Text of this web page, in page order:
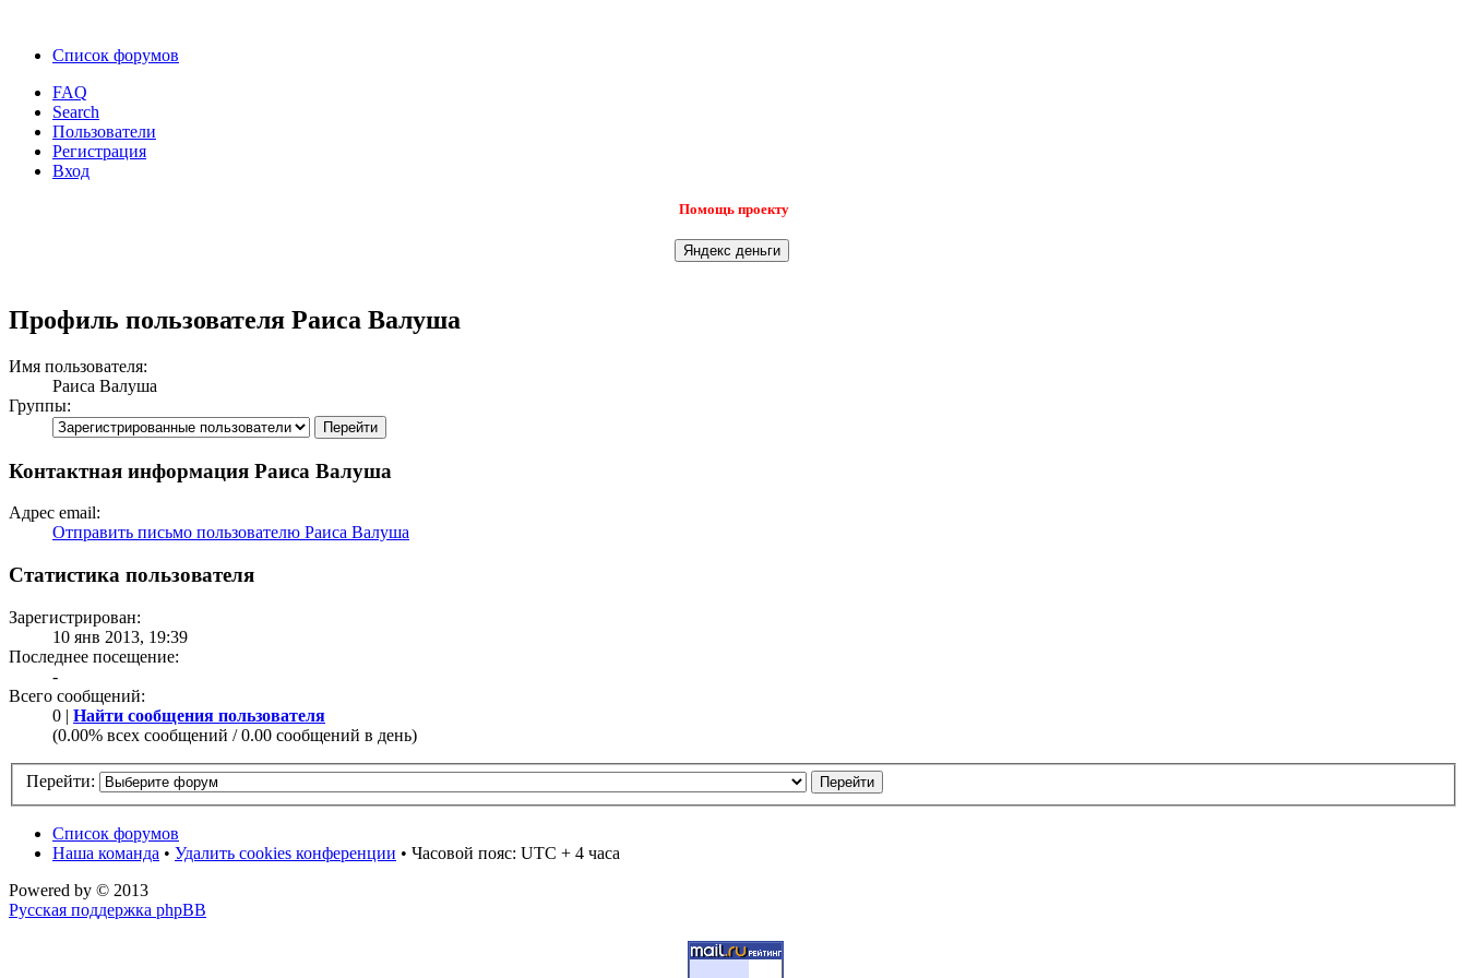
Список форумов
FAQ
Search
Пользователи
Регистрация
Вход
Помощь проекту
Профиль пользователя Раиса Валуша
Имя пользователя:
Раиса Валуша
Группы:
Контактная информация Раиса Валуша
Адрес email:
Отправить письмо пользователю Раиса Валуша
Статистика пользователя
Зарегистрирован:
10 янв 2013, 19:39
Последнее посещение:
-
Всего сообщений:
0 | Найти сообщения пользователя
(0.00% всех сообщений / 0.00 сообщений в день)
Перейти:
Список форумов
Наша команда • Удалить cookies конференции • Часовой пояс: UTC + 4 часа
Powered by © 2013
Русская поддержка phpBB